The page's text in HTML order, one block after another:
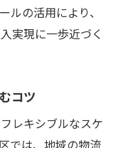
ルの活用により、
実現に一歩近づく
コツ
レキシブルなスケ
では、地域の物流